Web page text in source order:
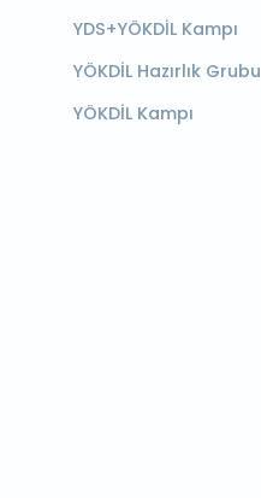
YDS+YÖKDİL Kampı
YÖKDİL Hazırlık Grubu
YÖKDİL Kampı